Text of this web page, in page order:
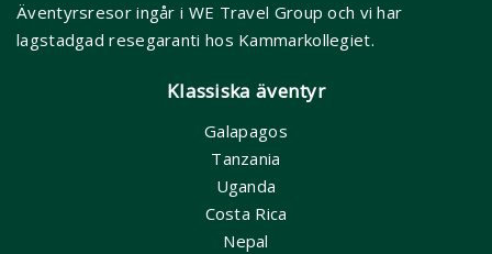
Äventyrsresor ingår i WE Travel Group och vi har
lagstadgad resegaranti hos Kammarkollegiet.
Klassiska äventyr
Galapagos
Tanzania
Uganda
Costa Rica
Nepal